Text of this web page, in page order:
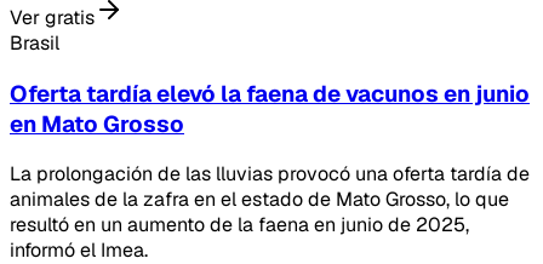
Ver gratis
Brasil
Oferta tardía elevó la faena de vacunos en junio
en Mato Grosso
La prolongación de las lluvias provocó una oferta tardía de
animales de la zafra en el estado de Mato Grosso, lo que
resultó en un aumento de la faena en junio de 2025,
informó el Imea.